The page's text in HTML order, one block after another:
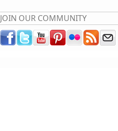
JOIN OUR COMMUNITY